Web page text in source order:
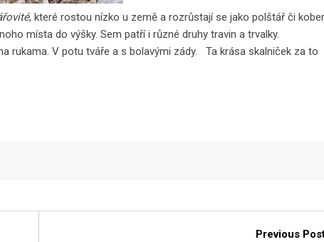
, které rostou nízko u země a rozrůstají se jako polštář či
místa do výšky. Sem patří i různé druhy travin a trvalky.
rukama. V potu tváře a s bolavými zády. Ta krása skalniček za to
Previous